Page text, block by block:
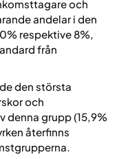
och
andelar i den
respektive 8%,
från
den största
och
denna grupp (15,9%
återfinns